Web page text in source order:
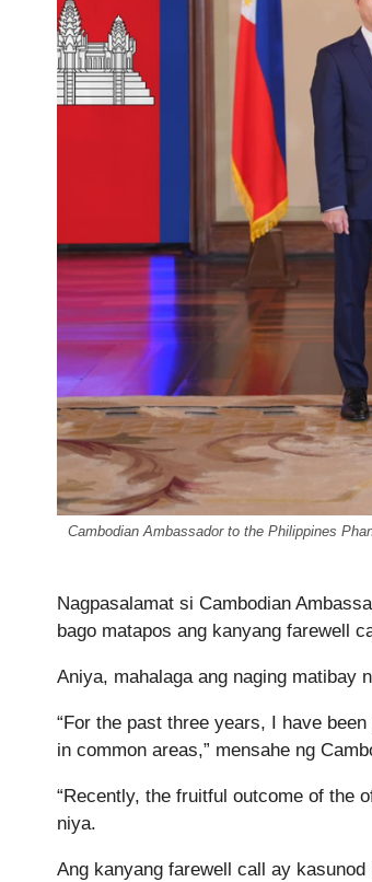
Cambodian Ambassador to the Philippines
Nagpasalamat si Cambodian
bago matapos ang kanyang farewell
Aniya, mahalaga ang naging matibay
“For the past three years, I have
in common areas,” mensahe ng
“Recently, the fruitful outcome of the
niya.
Ang kanyang farewell call ay